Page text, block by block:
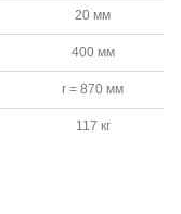
20 мм
400 мм
r = 870 мм
117 кг